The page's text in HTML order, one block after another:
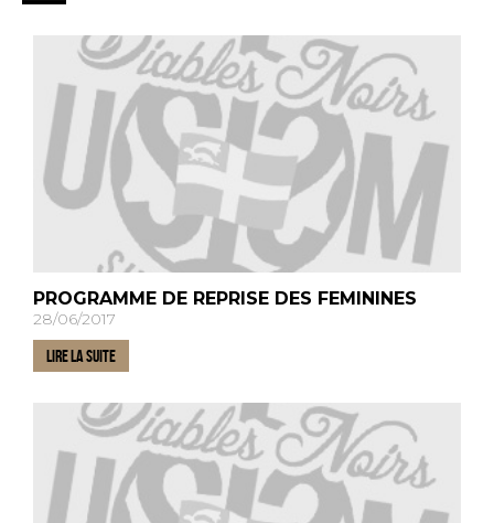
PROGRAMME DE REPRISE DES FEMININES
28/06/2017
LIRE LA SUITE